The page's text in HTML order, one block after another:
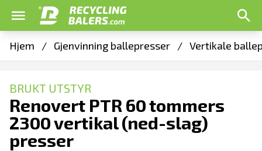
Hjem / Gjenvinning ballepresser / Vertikale
BRUKT UTSTYR
Renovert PTR 60 tommers
2300 vertikal (ned-slag)
presser